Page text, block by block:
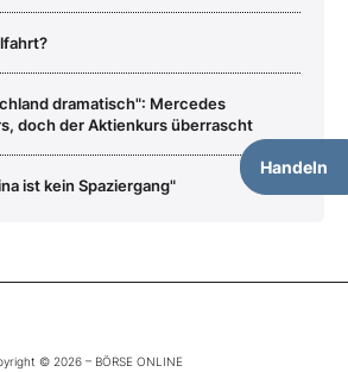
Handeln
dramatisch": Mercedes
doch der Aktienkurs überrascht
ist kein Spaziergang"
© 2026 – BÖRSE ONLINE